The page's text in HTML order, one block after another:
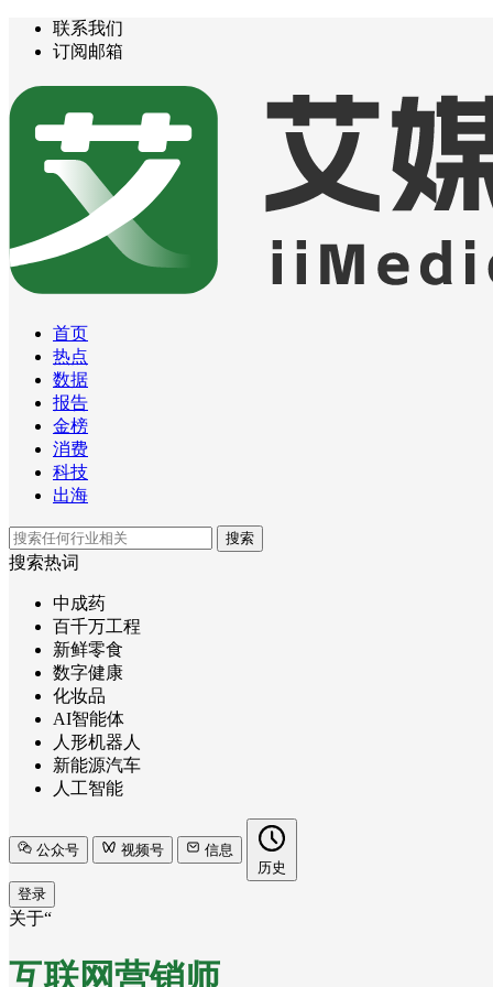
联系我们
订阅邮箱
首页
热点
数据
报告
金榜
消费
科技
出海
搜索
搜索热词
中成药
百千万工程
新鲜零食
数字健康
化妆品
AI智能体
人形机器人
新能源汽车
人工智能
公众号 视频号
信息
历史
登录
关于“
互联网营销师